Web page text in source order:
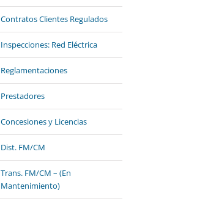
Contratos Clientes Regulados
Inspecciones: Red Eléctrica
Reglamentaciones
Prestadores
Concesiones y Licencias
Dist. FM/CM
Trans. FM/CM – (En
Mantenimiento)